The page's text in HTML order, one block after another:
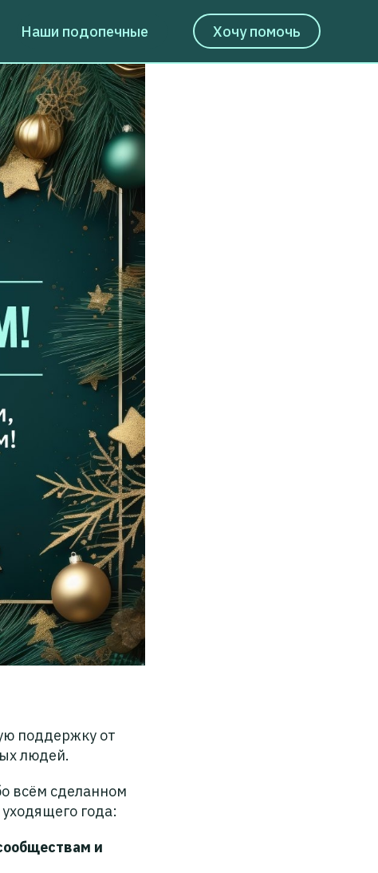
Хочу помочь
Наши подопечные
поддержку от
людей.
всём сделанном
года:
и